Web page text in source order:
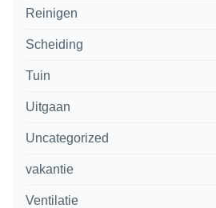
Reinigen
Scheiding
Tuin
Uitgaan
Uncategorized
vakantie
Ventilatie